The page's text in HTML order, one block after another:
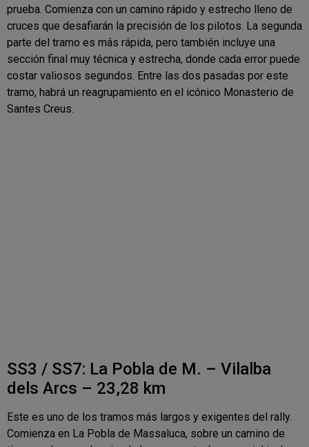
prueba. Comienza con un camino rápido y estrecho lleno de
cruces que desafiarán la precisión de los pilotos. La segunda
parte del tramo es más rápida, pero también incluye una
sección final muy técnica y estrecha, donde cada error puede
costar valiosos segundos. Entre las dos pasadas por este
tramo, habrá un reagrupamiento en el icónico Monasterio de
Santes Creus.
SS3 / SS7: La Pobla de M. – Vilalba
dels Arcs – 23,28 km
Este es uno de los tramos más largos y exigentes del rally.
Comienza en La Pobla de Massaluca, sobre un camino de